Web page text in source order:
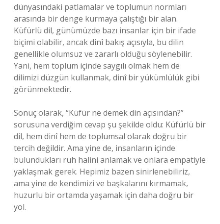
dünyasındaki patlamalar ve toplumun normları
arasında bir denge kurmaya çalıştığı bir alan.
Küfürlü dil, günümüzde bazı insanlar için bir ifade
biçimi olabilir, ancak dinî bakış açısıyla, bu dilin
genellikle olumsuz ve zararlı olduğu söylenebilir.
Yani, hem toplum içinde saygılı olmak hem de
dilimizi düzgün kullanmak, dinî bir yükümlülük gibi
görünmektedir.
Sonuç olarak, “Küfür ne demek din açısından?”
sorusuna verdiğim cevap şu şekilde oldu: Küfürlü bir
dil, hem dinî hem de toplumsal olarak doğru bir
tercih değildir. Ama yine de, insanların içinde
bulundukları ruh halini anlamak ve onlara empatiyle
yaklaşmak gerek. Hepimiz bazen sinirlenebiliriz,
ama yine de kendimizi ve başkalarını kırmamak,
huzurlu bir ortamda yaşamak için daha doğru bir
yol.